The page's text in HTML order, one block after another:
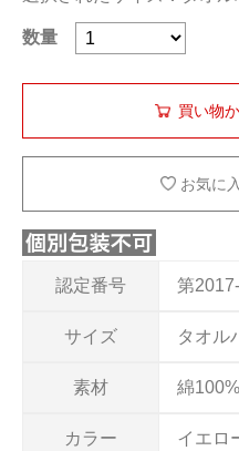
認定番号 第
サイズ タオル
素材 綿100%
カラー イエロ
数量
お気に